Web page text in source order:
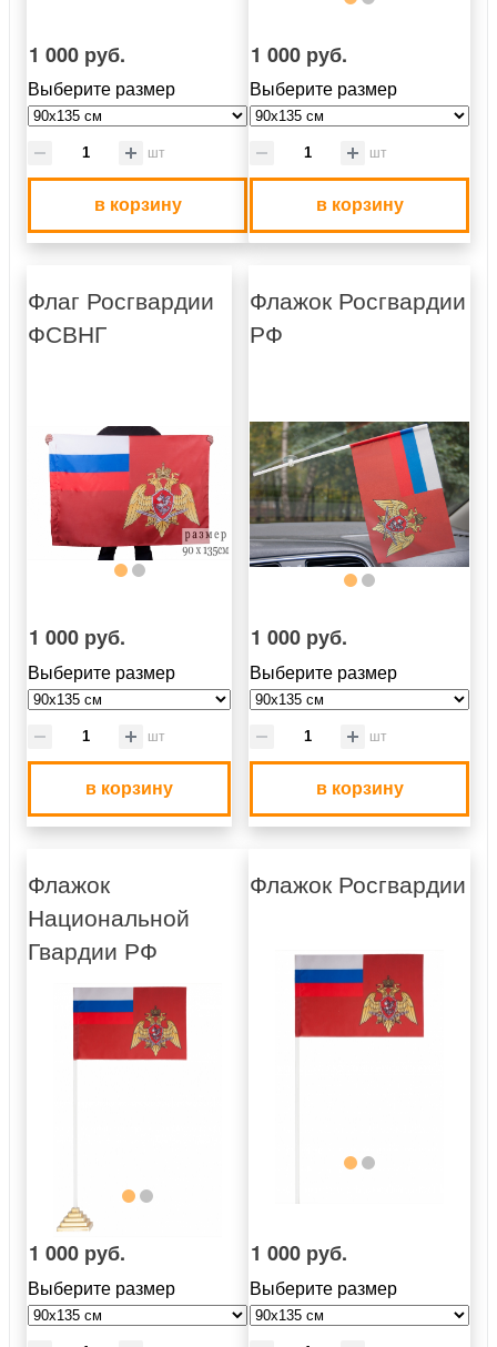
1 000 руб.
Выберите размер
шт
в корзину
1 000 руб.
Выберите размер
шт
в корзину
Флаг Росгвардии
ФСВНГ
1 000 руб.
Выберите размер
шт
в корзину
Флажок Росгвардии
РФ
1 000 руб.
Выберите размер
шт
в корзину
Флажок
Национальной
Гвардии РФ
1 000 руб.
Выберите размер
Флажок Росгвардии
1 000 руб.
Выберите размер